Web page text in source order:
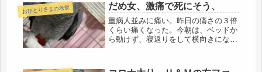
おひとりさまの老後 だめ女、激痛で死にそう、
重病人並みに痛い。昨日の痛さの３倍
くらい痛くなった。今朝は、ベッドか
ら動けず、寝返りをして横向きになっ
は、疲れて早く寝たので、朝方、トイ